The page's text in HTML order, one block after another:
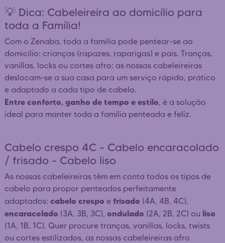
💡 Dica: Cabeleireira ao domicílio para
toda a Família!
Com o Zenaba, toda a família pode pentear-se ao
domicílio: crianças (rapazes, raparigas) e pais. Tranças,
vanillas, locks ou cortes afro: as nossas cabeleireiras
deslocam-se a sua casa para um serviço rápido, prático
e adaptado a cada tipo de cabelo.
Entre conforto, ganho de tempo e estilo, é a solução
ideal para manter toda a família penteada e feliz.
Cabelo crespo 4C - Cabelo encaracolado
/ frisado - Cabelo liso
As nossas cabeleireiras têm em conta todos os tipos de
cabelo para propor penteados perfeitamente
adaptados: cabelo crespo e frisado (4A, 4B, 4C),
encaracolado (3A, 3B, 3C), ondulado (2A, 2B, 2C) ou liso
(1A, 1B, 1C). Quer procure tranças, vanillas, locks, twists
ou cortes estilizados, as nossas cabeleireiras afro